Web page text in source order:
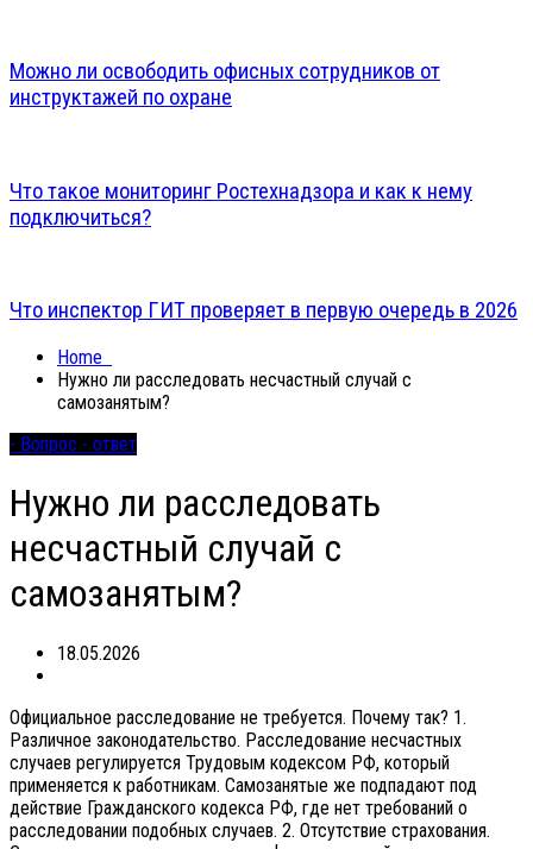
Можно ли освободить офисных сотрудников от
инструктажей по охране
Что такое мониторинг Ростехнадзора и как к нему
подключиться?
Что инспектор ГИТ проверяет в первую очередь в 2026
Home
Нужно ли расследовать несчастный случай с
самозанятым?
- Вопрос - ответ
Нужно ли расследовать
несчастный случай с
самозанятым?
18.05.2026
Официальное расследование не требуется. Почему так? 1.
Различное законодательство. Расследование несчастных
случаев регулируется Трудовым кодексом РФ, который
применяется к работникам. Самозанятые же подпадают под
действие Гражданского кодекса РФ, где нет требований о
расследовании подобных случаев. 2. Отсутствие страхования.